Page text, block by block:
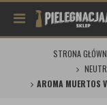
STRONA
AROMA MUERTOS